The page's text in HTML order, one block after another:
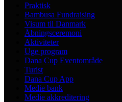
Praktisk
Bambusa Fundraising
Visum til Danmark
Åbningsceremoni
Aktiviteter
Uge program
Dana Cup Eventområde
Turist
Dana Cup App
Medie bank
Medie akkreditering